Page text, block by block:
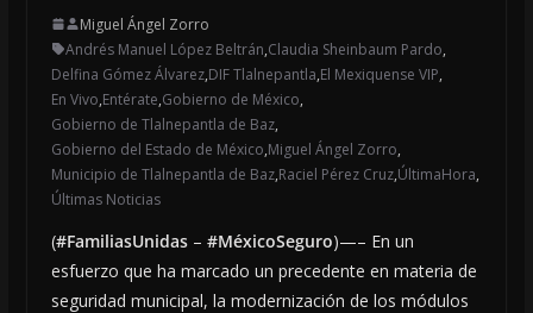
Miguel Ángel Zorro
Andrés Manuel López Beltrán,Claudia Sheinbaum Pardo,
Delfina Gómez Álvarez,DIF Tlalnepantla,El Mexiquense VIP,
En Vivo,Entérate,Gobierno de México,
Gobierno de Tlalnepantla de Baz,
Gobierno del Estado de México,Miguel Ángel Zorro,
Municipio de Tlalnepantla de Baz,Raciel Pérez Cruz,ÚltimaHora,
Últimas Noticias
(#FamiliasUnidas– #MéxicoSeguro)—– En un
esfuerzo que ha marcado un precedente en materia de
seguridad municipal, la modernización de los módulos